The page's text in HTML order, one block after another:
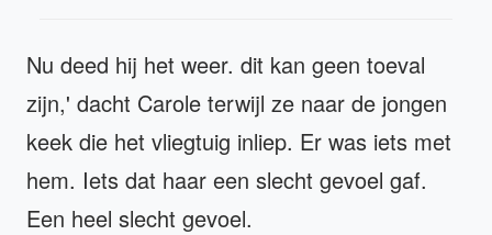
Nu deed hij het weer. dit kan geen toeval
zijn,' dacht Carole terwijl ze naar de jongen
keek die het vliegtuig inliep. Er was iets met
hem. Iets dat haar een slecht gevoel gaf.
Een heel slecht gevoel.